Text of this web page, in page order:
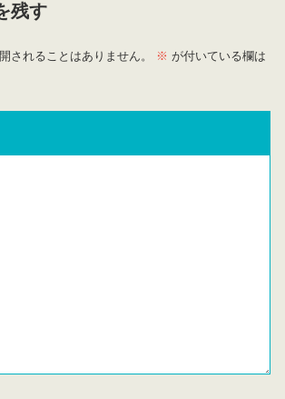
残す
されることはありません。 ※ が付いている欄は